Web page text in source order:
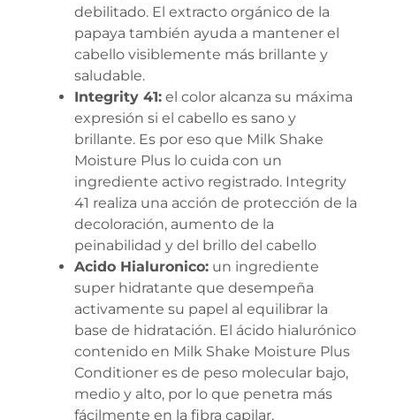
debilitado. El extracto orgánico de la
papaya también ayuda a mantener el
cabello visiblemente más brillante y
saludable.
Integrity 41: el color alcanza su máxima
expresión si el cabello es sano y
brillante. Es por eso que Milk Shake
Moisture Plus lo cuida con un
ingrediente activo registrado. Integrity
41 realiza una acción de protección de la
decoloración, aumento de la
peinabilidad y del brillo del cabello
Acido Hialuronico: un ingrediente
super hidratante que desempeña
activamente su papel al equilibrar la
base de hidratación. El ácido hialurónico
contenido en Milk Shake Moisture Plus
Conditioner es de peso molecular bajo,
medio y alto, por lo que penetra más
fácilmente en la fibra capilar,